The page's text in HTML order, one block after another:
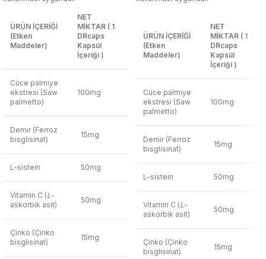
ÜRÜN İÇERİĞİ
(Etken
Maddeler)
NET
MİKTAR ( 1
DRcaps
Kapsül
İçeriği )
Cüce palmiye
ekstresi (Saw
palmetto)
100mg
Demir (Ferroz
bisglisinat)
15mg
L-sistein 50mg
Vitamin C (L-
askorbik asit)
50mg
Çinko (Çinko
bisglisinat)
15mg
ÜRÜN İÇERİĞİ
(Etken
Maddeler)
NET
MİKTAR ( 1
DRcaps
Kapsül
İçeriği )
Cüce palmiye
ekstresi (Saw
palmetto)
100mg
Demir (Ferroz
bisglisinat)
15mg
L-sistein 50mg
Vitamin C (L-
askorbik asit)
50mg
Çinko (Çinko
bisglisinat)
15mg